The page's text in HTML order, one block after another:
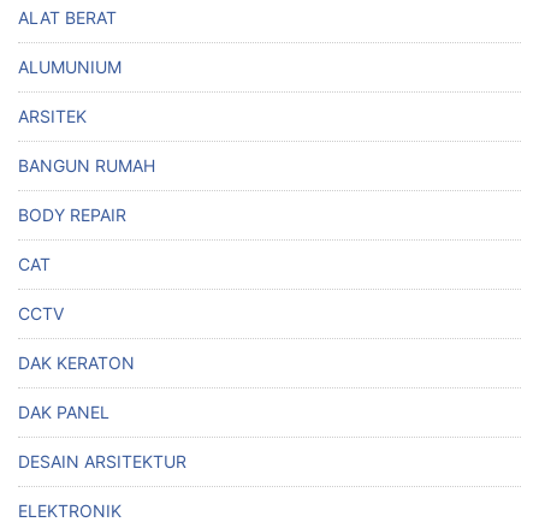
ALAT BERAT
ALUMUNIUM
ARSITEK
BANGUN RUMAH
BODY REPAIR
CAT
CCTV
DAK KERATON
DAK PANEL
DESAIN ARSITEKTUR
ELEKTRONIK